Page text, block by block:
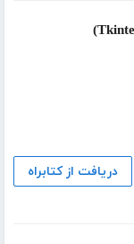
دریافت از کتابراه